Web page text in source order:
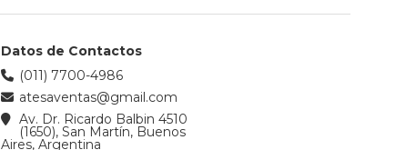
Datos de Contactos
(011) 7700-4986
atesaventas@gmail.com
Av. Dr. Ricardo Balbin 4510
(1650), San Martín, Buenos
Aires, Argentina